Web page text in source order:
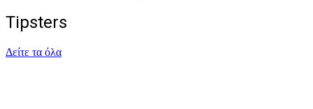
Tipsters
Δείτε τα όλα